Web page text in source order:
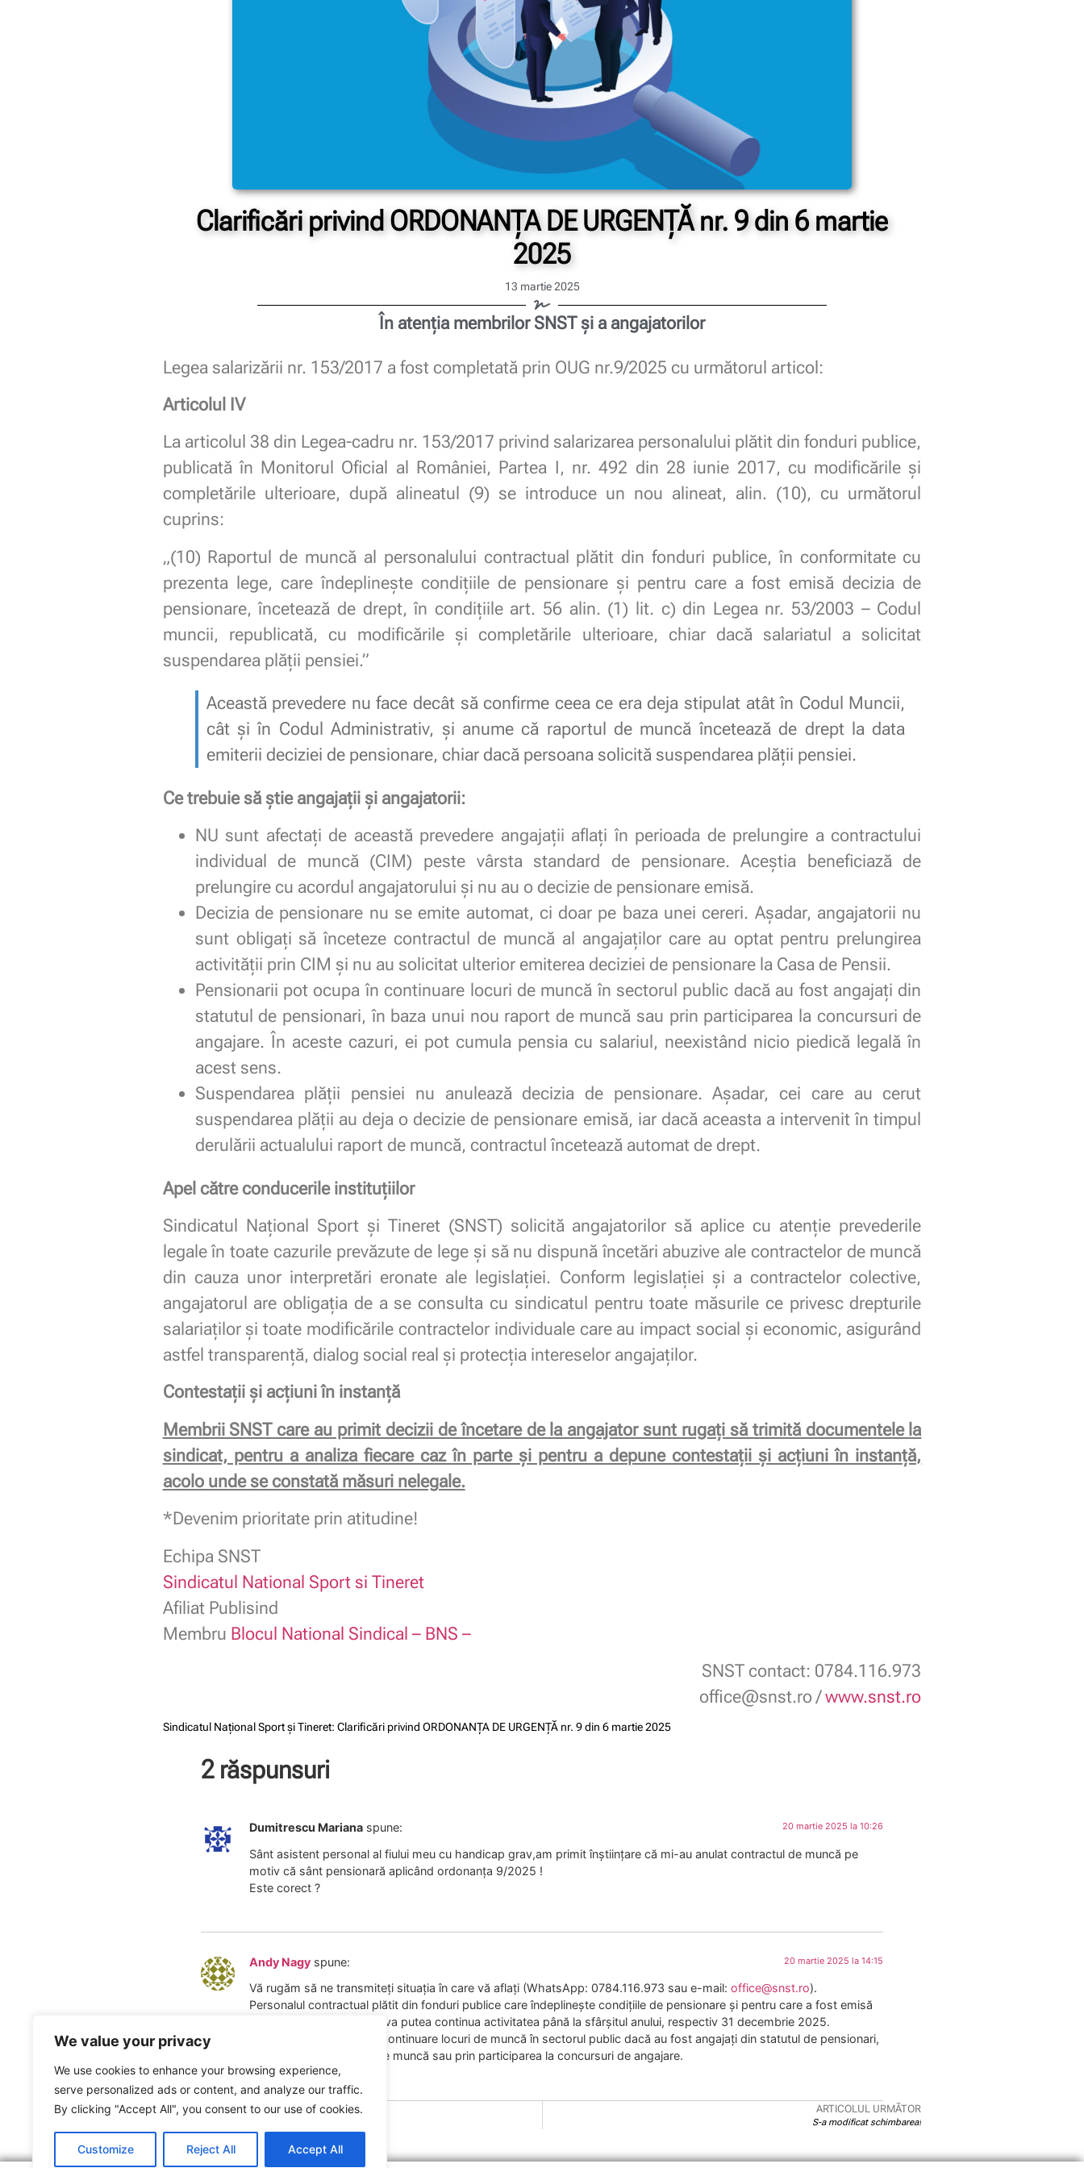
We value your privacy
We use cookies to enhance your browsing experience,
serve personalized ads or content, and analyze our traffic.
By clicking "Accept All", you consent to our use of cookies.
Customize Reject All Accept All
Clarificări privind ORDONANȚA DE URGENȚĂ nr. 9 din 6 martie
2025
13 martie 2025
În atenția membrilor SNST și a angajatorilor
Legea salarizării nr. 153/2017 a fost completată prin OUG nr.9/2025 cu următorul articol:
Articolul IV
La articolul 38 din Legea-cadru nr. 153/2017 privind salarizarea personalului plătit din fonduri publice,
publicată în Monitorul Oficial al României, Partea I, nr. 492 din 28 iunie 2017, cu modificările și
completările ulterioare, după alineatul (9) se introduce un nou alineat, alin. (10), cu următorul
cuprins:
„(10) Raportul de muncă al personalului contractual plătit din fonduri publice, în conformitate cu
prezenta lege, care îndeplinește condițiile de pensionare și pentru care a fost emisă decizia de
pensionare, încetează de drept, în condițiile art. 56 alin. (1) lit. c) din Legea nr. 53/2003 – Codul
muncii, republicată, cu modificările și completările ulterioare, chiar dacă salariatul a solicitat
suspendarea plății pensiei.”
Această prevedere nu face decât să confirme ceea ce era deja stipulat atât în Codul Muncii,
cât și în Codul Administrativ, și anume că raportul de muncă încetează de drept la data
emiterii deciziei de pensionare, chiar dacă persoana solicită suspendarea plății pensiei.
Ce trebuie să știe angajații și angajatorii:
NU sunt afectați de această prevedere angajații aflați în perioada de prelungire a contractului
individual de muncă (CIM) peste vârsta standard de pensionare. Aceștia beneficiază de
prelungire cu acordul angajatorului și nu au o decizie de pensionare emisă.
Decizia de pensionare nu se emite automat, ci doar pe baza unei cereri. Așadar, angajatorii nu
sunt obligați să înceteze contractul de muncă al angajaților care au optat pentru prelungirea
activității prin CIM și nu au solicitat ulterior emiterea deciziei de pensionare la Casa de Pensii.
Pensionarii pot ocupa în continuare locuri de muncă în sectorul public dacă au fost angajați din
statutul de pensionari, în baza unui nou raport de muncă sau prin participarea la concursuri de
angajare. În aceste cazuri, ei pot cumula pensia cu salariul, neexistând nicio piedică legală în
acest sens.
Suspendarea plății pensiei nu anulează decizia de pensionare. Așadar, cei care au cerut
suspendarea plății au deja o decizie de pensionare emisă, iar dacă aceasta a intervenit în timpul
derulării actualului raport de muncă, contractul încetează automat de drept.
Apel către conducerile instituțiilor
Sindicatul Național Sport și Tineret (SNST) solicită angajatorilor să aplice cu atenție prevederile
legale în toate cazurile prevăzute de lege și să nu dispună încetări abuzive ale contractelor de muncă
din cauza unor interpretări eronate ale legislației. Conform legislației și a contractelor colective,
angajatorul are obligația de a se consulta cu sindicatul pentru toate măsurile ce privesc drepturile
salariaților și toate modificările contractelor individuale care au impact social și economic, asigurând
astfel transparență, dialog social real și protecția intereselor angajaților.
Contestații și acțiuni în instanță
Membrii SNST care au primit decizii de încetare de la angajator sunt rugați să trimită documentele la
sindicat, pentru a analiza fiecare caz în parte și pentru a depune contestații și acțiuni în instanță,
acolo unde se constată măsuri nelegale.
*Devenim prioritate prin atitudine!
Echipa SNST
Sindicatul National Sport si Tineret
Afiliat Publisind
Membru Blocul National Sindical – BNS –
SNST contact: 0784.116.973
office@snst.ro /www.snst.ro
Sindicatul Național Sport și Tineret: Clarificări privind ORDONANȚA DE URGENȚĂ nr. 9 din 6 martie 2025
2 răspunsuri
Dumitrescu Mariana spune: 20 martie 2025 la 10:26
Sânt asistent personal al fiului meu cu handicap grav,am primit înștiințare că mi-au anulat contractul de muncă pe
motiv că sânt pensionară aplicând ordonanța 9/2025 !
Este corect ?
Andy Nagy spune: 20 martie 2025 la 14:15
Vă rugăm să ne transmiteți situația în care vă aflați (WhatsApp: 0784.116.973 sau e-mail: office@snst.ro).
Personalul contractual plătit din fonduri publice care îndeplinește condițiile de pensionare și pentru care a fost emisă
decizie de pensionare își va putea continua activitatea până la sfârșitul anului, respectiv 31 decembrie 2025.
Pensionarii pot ocupa în continuare locuri de muncă în sectorul public dacă au fost angajați din statutul de pensionari,
în baza unui nou raport de muncă sau prin participarea la concursuri de angajare.
ARTICOLUL ANTERIOR ARTICOLUL URMĂTOR
S-a modificat schimbarea!